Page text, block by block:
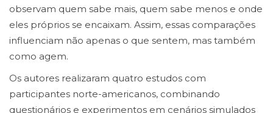
observam quem sabe mais, quem sabe menos e onde
eles próprios se encaixam. Assim, essas comparações
influenciam não apenas o que sentem, mas também
como agem.
Os autores realizaram quatro estudos com
participantes norte-americanos, combinando
questionários e experimentos em cenários simulados